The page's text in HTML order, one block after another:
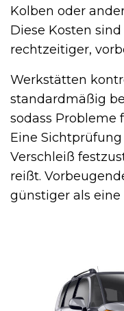
Kolben oder
Diese Kosten
rechtzeitiger,
Werkstätten
standardmäßig
sodass Probleme
Eine
Verschleiß
reißt.
günstiger als